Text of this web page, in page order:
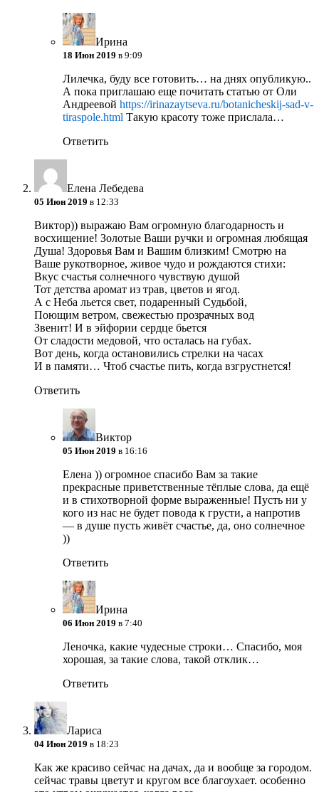
Ирина
18 Июн 2019 в 9:09
Лилечка, буду все готовить… на днях опубликую..
А пока приглашаю еще почитать статью от Оли
Андреевой https://irinazaytseva.ru/botanicheskij-sad-v-
tiraspole.html Такую красоту тоже прислала…
Ответить
Елена Лебедева
05 Июн 2019 в 12:33
Виктор)) выражаю Вам огромную благодарность и
восхищение! Золотые Ваши ручки и огромная любящая
Душа! Здоровья Вам и Вашим близким! Смотрю на
Ваше рукотворное, живое чудо и рождаются стихи:
Вкус счастья солнечного чувствую душой
Тот детства аромат из трав, цветов и ягод.
А с Неба льется свет, подаренный Судьбой,
Поющим ветром, свежестью прозрачных вод
Звенит! И в эйфории сердце бьется
От сладости медовой, что осталась на губах.
Вот день, когда остановились стрелки на часах
И в памяти… Чтоб счастье пить, когда взгрустнется!
Ответить
Виктор
05 Июн 2019 в 16:16
Елена )) огромное спасибо Вам за такие
прекрасные приветственные тёплые слова, да ещё
и в стихотворной форме выраженные! Пусть ни у
кого из нас не будет повода к грусти, а напротив
— в душе пусть живёт счастье, да, оно солнечное
))
Ответить
Ирина
06 Июн 2019 в 7:40
Леночка, какие чудесные строки… Спасибо, моя
хорошая, за такие слова, такой отклик…
Ответить
Лариса
04 Июн 2019 в 18:23
Как же красиво сейчас на дачах, да и вообще за городом.
сейчас травы цветут и кругом все благоухает. особенно